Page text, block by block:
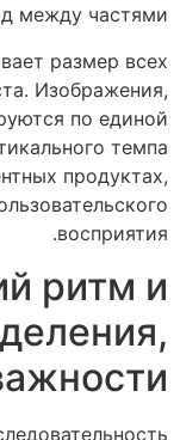
между частями.
размер всех
Изображения,
по единой
темпа
продуктах,
восприятия.
ритм и